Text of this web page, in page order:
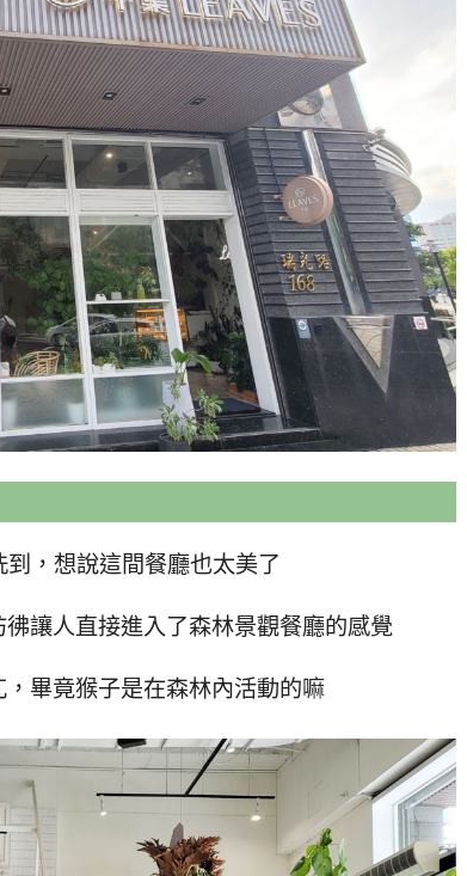
，想說這間餐廳也太美了
讓人直接進入了森林景觀餐廳的感覺
畢竟猴子是在森林內活動的嘛